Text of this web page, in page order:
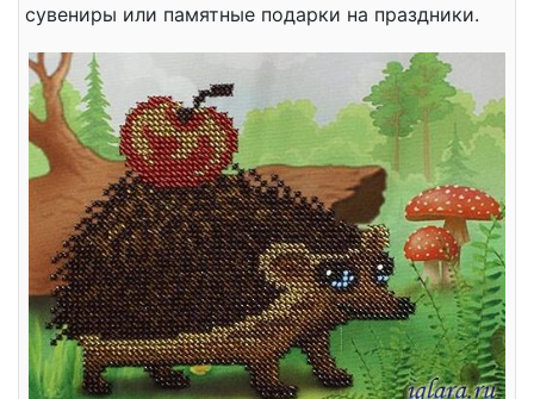
сувениры или памятные подарки на праздники.